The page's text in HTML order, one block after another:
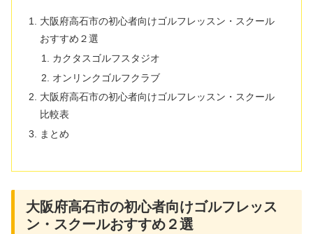
大阪府高石市の初心者向けゴルフレッスン・スクール
おすすめ２選
カクタスゴルフスタジオ
オンリンクゴルフクラブ
大阪府高石市の初心者向けゴルフレッスン・スクール
比較表
まとめ
大阪府高石市の初心者向けゴルフレッス
ン・スクールおすすめ２選